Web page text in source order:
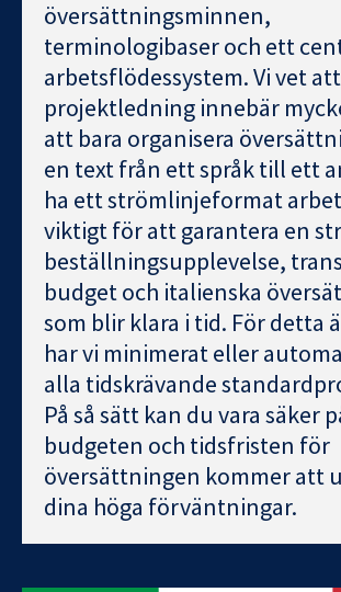
översättningsminnen,
terminologibaser och ett
arbetsflödessystem. Vi vet att
projektledning innebär
att bara organisera
en text från ett språk till ett
ha ett strömlinjeformat
viktigt för att garantera en
beställningsupplevelse,
budget och italienska
som blir klara i tid. För detta
har vi minimerat eller
alla tidskrävande
På så sätt kan du vara säker
budgeten och tidsfristen för
översättningen kommer att
dina höga förväntningar.